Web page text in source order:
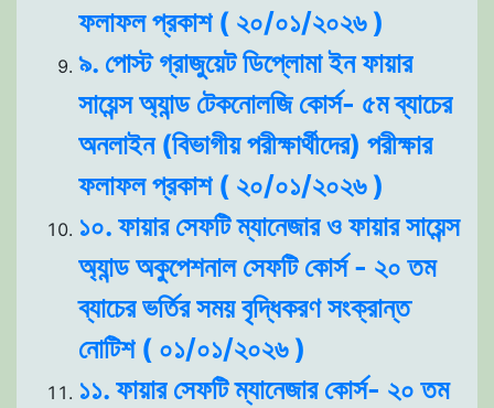
ফলাফল প্রকাশ ( ২০/০১/২০২৬ )
৯. পোস্ট গ্রাজুয়েট ডিপ্লোমা ইন ফায়ার
সায়েন্স অ্যান্ড টেকনোলজি কোর্স- ৫ম ব্যাচের
অনলাইন (বিভাগীয় পরীক্ষার্থীদের) পরীক্ষার
ফলাফল প্রকাশ ( ২০/০১/২০২৬ )
১০. ফায়ার সেফটি ম্যানেজার ও ফায়ার সায়েন্স
অ্যান্ড অকুপেশনাল সেফটি কোর্স - ২০ তম
ব্যাচের ভর্তির সময় বৃদ্ধিকরণ সংক্রান্ত
নোটিশ ( ০১/০১/২০২৬ )
১১. ফায়ার সেফটি ম্যানেজার কোর্স- ২০ তম